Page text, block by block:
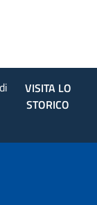
VISITA LO
STORICO